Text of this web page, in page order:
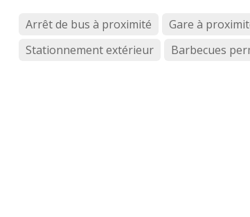
Arrêt de bus à proximité Gare à
Stationnement extérieur
Barbecues